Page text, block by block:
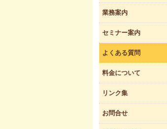
業務案内
セミナー案内
よくある質問
料金について
リンク集
お問合せ